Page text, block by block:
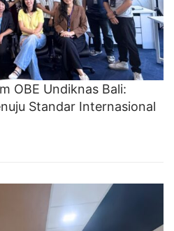
OBE Undiknas Bali:
Standar Internasional